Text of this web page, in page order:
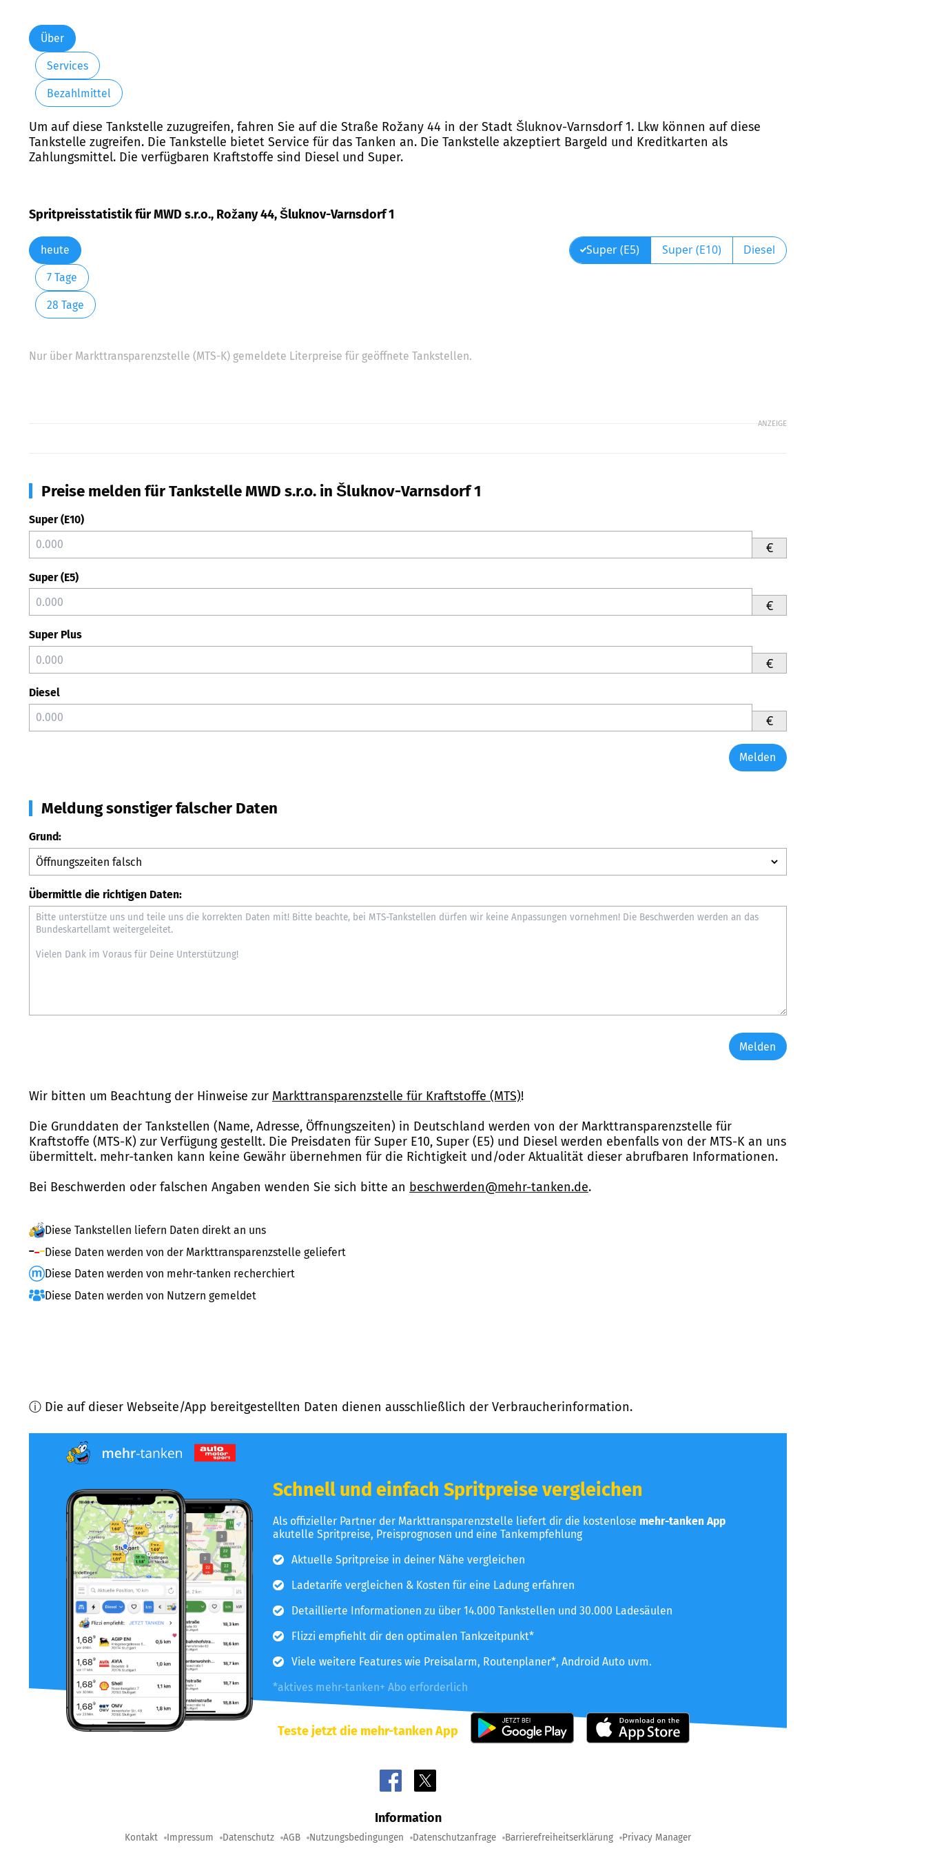
Über
Services
Bezahlmittel
Um auf diese Tankstelle zuzugreifen, fahren Sie auf die Straße Rožany 44 in der Stadt Šluknov-Varnsdorf 1. Lkw können auf diese
Tankstelle zugreifen. Die Tankstelle bietet Service für das Tanken an. Die Tankstelle akzeptiert Bargeld und Kreditkarten als
Zahlungsmittel. Die verfügbaren Kraftstoffe sind Diesel und Super.
Spritpreisstatistik für MWD s.r.o., Rožany 44, Šluknov-Varnsdorf 1
heute
7 Tage
28 Tage
Super (E5) Super (E10) Diesel
Nur über Markttransparenzstelle (MTS-K) gemeldete Literpreise für geöffnete Tankstellen.
ANZEIGE
Preise melden für Tankstelle MWD s.r.o. in Šluknov-Varnsdorf 1
Super (E10)
€
Super (E5)
€
Super Plus
€
Diesel
€
Melden
Meldung sonstiger falscher Daten
Grund:
Übermittle die richtigen Daten:
Melden
Wir bitten um Beachtung der Hinweise zur Markttransparenzstelle für Kraftstoffe (MTS)!
Die Grunddaten der Tankstellen (Name, Adresse, Öffnungszeiten) in Deutschland werden von der Markttransparenzstelle für
Kraftstoffe (MTS-K) zur Verfügung gestellt. Die Preisdaten für Super E10, Super (E5) und Diesel werden ebenfalls von der MTS-K an uns
übermittelt. mehr-tanken kann keine Gewähr übernehmen für die Richtigkeit und/oder Aktualität dieser abrufbaren Informationen.
Bei Beschwerden oder falschen Angaben wenden Sie sich bitte an beschwerden@mehr-tanken.de.
Diese Tankstellen liefern Daten direkt an uns
Diese Daten werden von der Markttransparenzstelle geliefert
Diese Daten werden von mehr-tanken recherchiert
Diese Daten werden von Nutzern gemeldet
ⓘ Die auf dieser Webseite/App bereitgestellten Daten dienen ausschließlich der Verbraucherinformation.
Schnell und einfach Spritpreise vergleichen
Als offizieller Partner der Markttransparenzstelle liefert dir die kostenlose mehr-tanken App
akutelle Spritpreise, Preisprognosen und eine Tankempfehlung
Aktuelle Spritpreise in deiner Nähe vergleichen
Ladetarife vergleichen & Kosten für eine Ladung erfahren
Detaillierte Informationen zu über 14.000 Tankstellen und 30.000 Ladesäulen
Flizzi empfiehlt dir den optimalen Tankzeitpunkt*
Viele weitere Features wie Preisalarm, Routenplaner*, Android Auto uvm.
*aktives mehr-tanken+ Abo erforderlich
Teste jetzt die mehr-tanken App
Information
Kontakt Impressum Datenschutz AGB Nutzungsbedingungen Datenschutzanfrage Barrierefreiheitserklärung Privacy Manager